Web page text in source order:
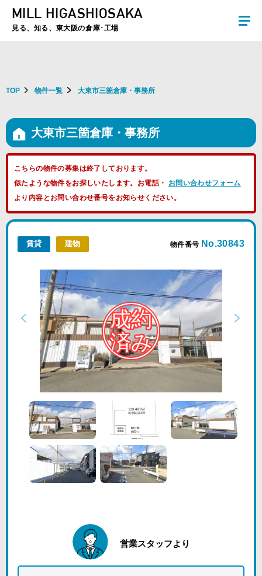
夏季休暇のお知らせ：2026年8月8日(土)～8月16日(日)まで休業とさせていた
MILL HIGASHIOSAKA
見る、知る、東大阪の倉庫･工場
TOP 物件一覧 大東市三箇倉庫・事務所
大東市三箇倉庫・事務所
こちらの物件の募集は終了しております。
似たような物件をお探しいたします。お電話・ お問い合わせフォーム
より内容とお問い合わせ番号をお知らせください。
賃貸 建物 物件番号 No.30843
営業スタッフより